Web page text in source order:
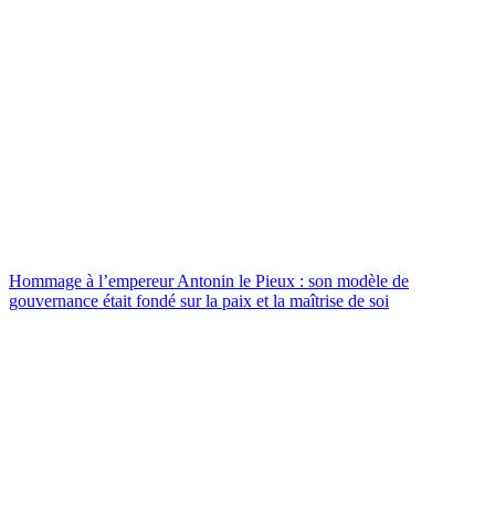
Hommage à l’empereur Antonin le Pieux : son modèle de
gouvernance était fondé sur la paix et la maîtrise de soi